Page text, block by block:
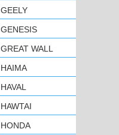
GEELY
GENESIS
GREAT WALL
HAIMA
HAVAL
HAWTAI
HONDA